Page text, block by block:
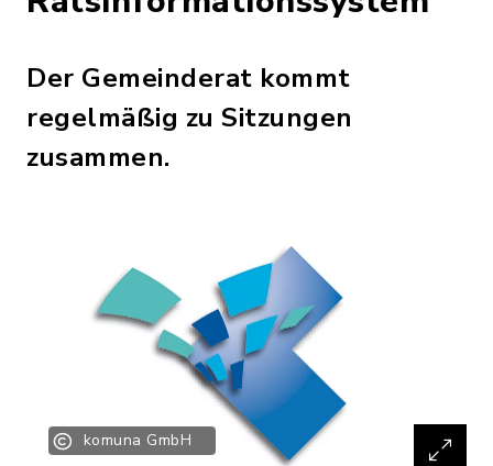
Der Gemeinderat kommt
regelmäßig zu Sitzungen
zusammen.
komuna GmbH